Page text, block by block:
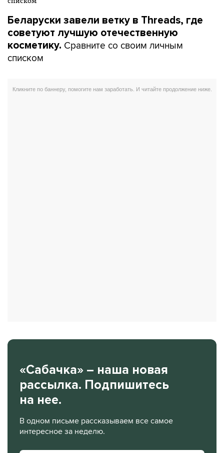
Беларуски завели ветку в Threads, где
советуют лучшую отечественную
косметику. Сравните со своим личным
списком
«Сабачка» – наша новая
рассылка. Подпишитесь
на нее.
В одном письме рассказываем все самое
интересное за неделю.